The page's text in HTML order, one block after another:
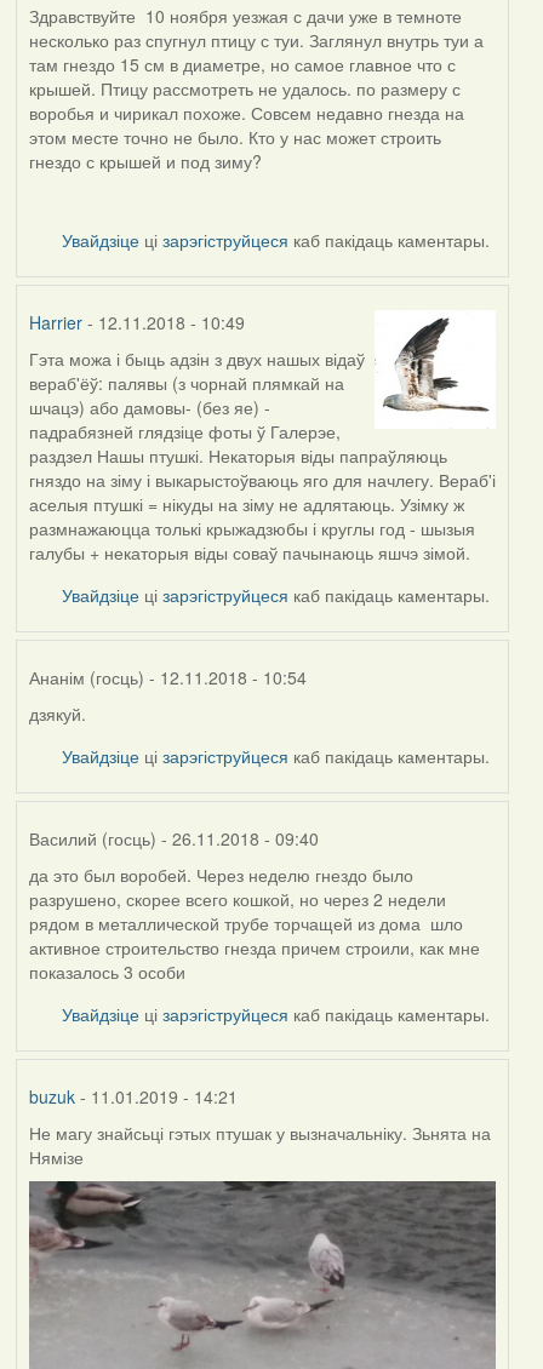
Здравствуйте 10 ноября уезжая с дачи уже в темноте
несколько раз спугнул птицу с туи. Заглянул внутрь туи а
там гнездо 15 см в диаметре, но самое главное что с
крышей. Птицу рассмотреть не удалось. по размеру с
воробья и чирикал похоже. Совсем недавно гнезда на
этом месте точно не было. Кто у нас может строить
гнездо с крышей и под зиму?
Увайдзіце цізарэгіструйцеся каб пакідаць каментары.
Harrier- 12.11.2018 - 10:49
Гэта можа і быць адзін з двух нашых відаў
вераб'ёў: палявы (з чорнай плямкай на
шчацэ) або дамовы- (без яе) -
падрабязней глядзіце фоты ў Галерэе,
раздзел Нашы птушкі. Некаторыя віды папраўляюць
гняздо на зіму і выкарыстоўваюць яго для начлегу. Вераб'і
аселыя птушкі = нікуды на зіму не адлятаюць. Узімку ж
размнажаюцца толькі крыжадзюбы і круглы год - шызыя
галубы + некаторыя віды соваў пачынаюць яшчэ зімой.
Увайдзіце цізарэгіструйцеся каб пакідаць каментары.
Ананім (госць) - 12.11.2018 - 10:54
In
reply
by
дзякуй.
Увайдзіце цізарэгіструйцеся каб пакідаць каментары.
Василий (госць) - 26.11.2018 - 09:40
да это был воробей. Через неделю гнездо было
разрушено, скорее всего кошкой, но через 2 недели
рядом в металлической трубе торчащей из дома шло
активное строительство гнезда причем строили, как мне
показалось 3 особи
Увайдзіце цізарэгіструйцеся каб пакідаць каментары.
buzuk- 11.01.2019 - 14:21
Не магу знайсьці гэтых птушак у вызначальніку. Зьнята на
Нямізе